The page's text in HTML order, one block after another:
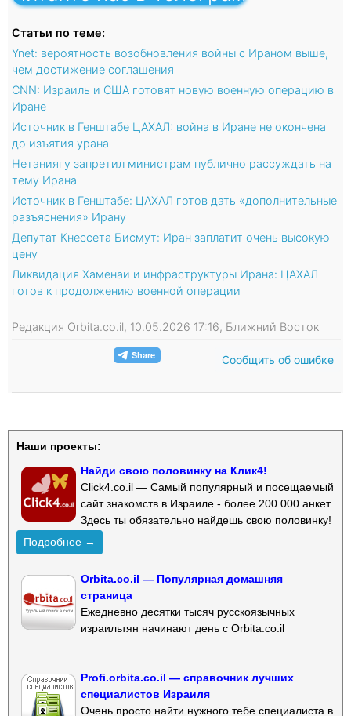
Статьи по теме:
Ynet: вероятность возобновления войны с Ираном выше,
чем достижение соглашения
CNN: Израиль и США готовят новую военную операцию в
Иране
Источник в Генштабе ЦАХАЛ: война в Иране не окончена
до изъятия урана
Нетаниягу запретил министрам публично рассуждать на
тему Ирана
Источник в Генштабе: ЦАХАЛ готов дать «дополнительные
разъяснения» Ирану
Депутат Кнессета Бисмут: Иран заплатит очень высокую
цену
Ликвидация Хаменаи и инфраструктуры Ирана: ЦАХАЛ
готов к продолжению военной операции
Редакция Orbita.co.il, 10.05.2026 17:16, Ближний Восток
Сообщить об ошибке
Наши проекты:
Найди свою половинку на Клик4!
Click4.co.il — Самый популярный и посещаемый
сайт знакомств в Израиле - более 200 000 анкет.
Здесь ты обязательно найдешь свою половинку!
Подробнее →
Orbita.co.il — Популярная домашняя
страница
Ежедневно десятки тысяч русскоязычных
израильтян начинают день с Orbita.co.il
Profi.orbita.co.il — справочник лучших
специалистов Израиля
Очень просто найти нужного тебе специалиста в